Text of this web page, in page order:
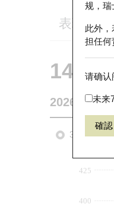
规，瑞
此外
担任何
请确认
未来
確認
表现
14153
2026-08-07
3个月
400
425